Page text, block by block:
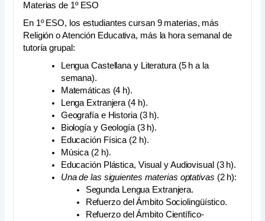
Materias de 1º ESO
En 1º ESO, los estudiantes cursan 9 materias, más
Religión o Atención Educativa, más la hora semanal de
tutoría grupal:
Lengua Castellana y Literatura (5 h a la
semana).
Matemáticas (4 h).
Lenga Extranjera (4 h).
Geografía e Historia (3 h).
Biología y Geología (3 h).
Educación Física (2 h).
Música (2 h).
Educación Plástica, Visual y Audiovisual (3 h).
Una de las siguientes materias optativas (2 h):
Segunda Lengua Extranjera.
Refuerzo del Ámbito Sociolingüístico.
Refuerzo del Ámbito Científico-